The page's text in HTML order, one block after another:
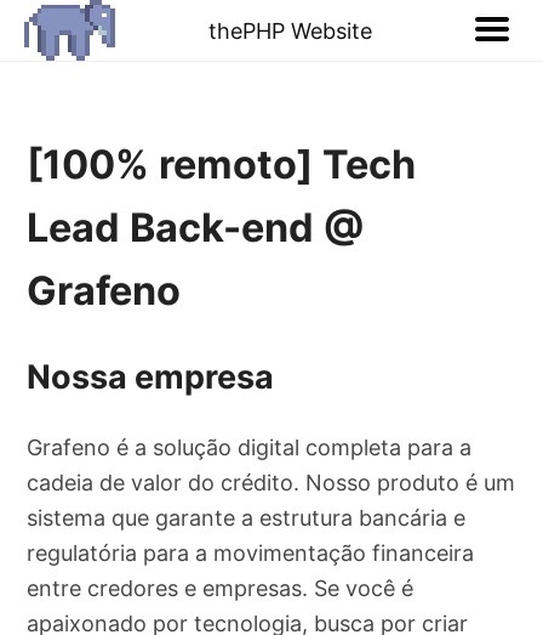
thePHP Website
[100% remoto] Tech
Lead Back-end @
Grafeno
Nossa empresa
Grafeno é a solução digital completa para a
cadeia de valor do crédito. Nosso produto é um
sistema que garante a estrutura bancária e
regulatória para a movimentação financeira
entre credores e empresas. Se você é
apaixonado por tecnologia, busca por criar